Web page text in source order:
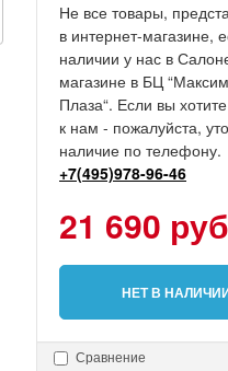
Не все товары,
в интернет-магазине,
наличии у нас в
магазине в БЦ
Плаза“. Если вы
к нам - пожалуйста,
наличие по телефону.
+7(495)978-96-46
21 690
НЕТ В
Сравнение